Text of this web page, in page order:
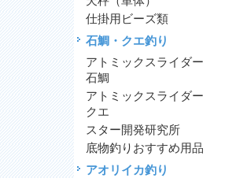
仕掛用ビーズ類
石鯛・クエ釣り
アトミックスライダー
石鯛
アトミックスライダー
クエ
スター開発研究所
底物釣りおすすめ用品
アオリイカ釣り